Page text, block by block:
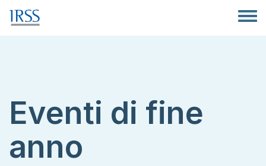
Eventi di fine
anno